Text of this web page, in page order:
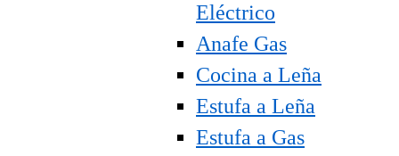
Eléctrico
Anafe Gas
Cocina a Leña
Estufa a Leña
Estufa a Gas